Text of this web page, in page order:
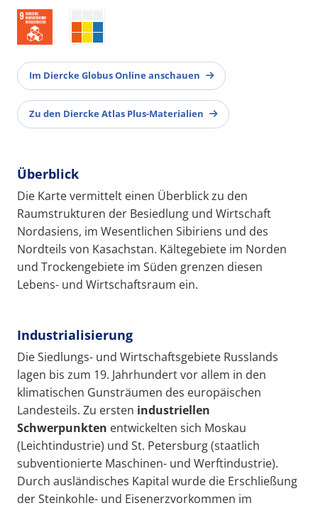
Im Diercke Globus Online anschauen
Zu den Diercke Atlas Plus-Materialien
Überblick
Die Karte vermittelt einen Überblick zu den
Raumstrukturen der Besiedlung und Wirtschaft
Nordasiens, im Wesentlichen Sibiriens und des
Nordteils von Kasachstan. Kältegebiete im Norden
und Trockengebiete im Süden grenzen diesen
Lebens- und Wirtschaftsraum ein.
Industrialisierung
Die Siedlungs- und Wirtschaftsgebiete Russlands
lagen bis zum 19. Jahrhundert vor allem in den
klimatischen Gunsträumen des europäischen
Landesteils. Zu ersten industriellen
Schwerpunkten entwickelten sich Moskau
(Leichtindustrie) und St. Petersburg (staatlich
subventionierte Maschinen- und Werftindustrie).
Durch ausländisches Kapital wurde die Erschließung
der Steinkohle- und Eisenerzvorkommen im